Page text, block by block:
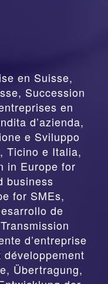
en Suisse,
Succession
en
d’azienda,
e Sviluppo
Ticino e Italia,
in Europe for
business
for SMEs,
de
Transmission
d’entreprise
, Übertragung,